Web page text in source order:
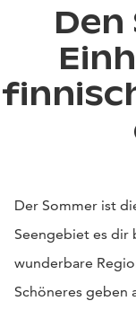
Den
Der Sommer ist
Seengebiet es dir
wunderbare
Schöneres geben